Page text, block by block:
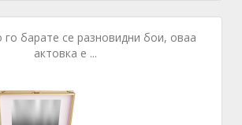
барате се разновидни бои, оваа
актовка е ...